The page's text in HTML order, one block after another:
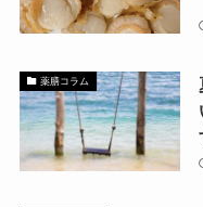
薬膳コラム